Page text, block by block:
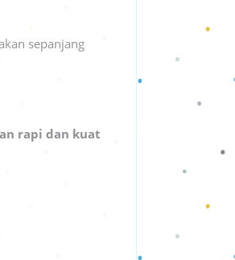
sepanjang
rapi dan kuat